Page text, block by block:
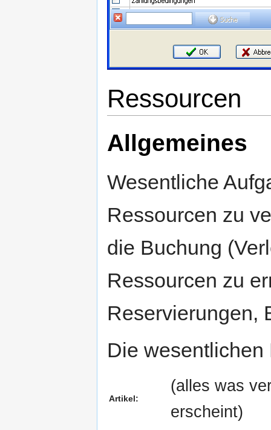
Ressourcen
Allgemeines
Wesentliche
Ressourcen zu
die Buchung
Ressourcen zu
Reservierungen,
Die
Artikel:
(alles was
erscheint)